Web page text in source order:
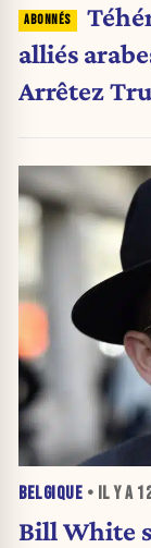
alliés
Arrêtez
BELGIQUE • IL Y A
Bill White